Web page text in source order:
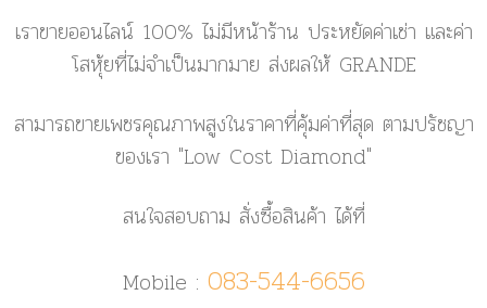
เราขายออนไลน์ 100% ไม่มีหน้าร้าน ประหยัดค่าเช่า และค่า
โสหุ้ยที่ไม่จำเป็นมากมาย ส่งผลให้ GRANDE
สามารถขายเพชรคุณภาพสูงในราคาที่คุ้มค่าที่สุด ตามปรัชญา
ของเรา "Low Cost Diamond"
สนใจสอบถาม สั่งซื้อสินค้า ได้ที่
Mobile : 083-544-6656